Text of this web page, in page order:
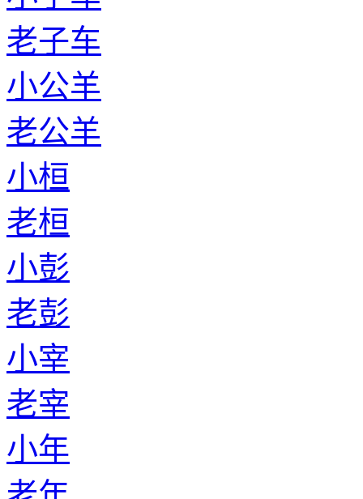
老子车
小公羊
老公羊
小桓
老桓
小彭
老彭
小宰
老宰
小年